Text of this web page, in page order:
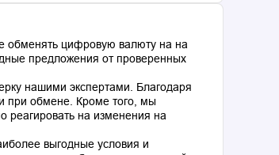
обменять цифровую валюту на на
предложения от проверенных
нашими экспертами. Благодаря
при обмене. Кроме того, мы
реагировать на изменения на
выгодные условия и